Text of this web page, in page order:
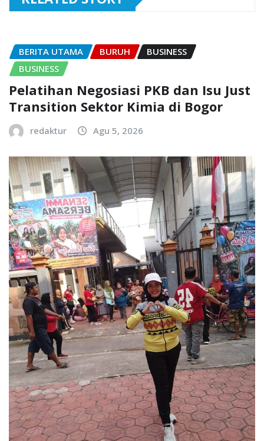
BERITA UTAMA BURUH
BUSINESS
BUSINESS
Pelatihan Negosiasi PKB dan Isu Just
Transition Sektor Kimia di Bogor
redaktur Agu 5, 2026